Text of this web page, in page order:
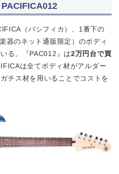
（パシフィカ）、1番下の
器のネット通販限定）のボディ
る。『PAC012』は2万円台で買
は全てボディ材がアルダー
チス材を用いることでコストを